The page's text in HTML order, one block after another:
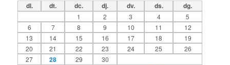
dl. dt. dc. dj. dv. ds. dg.
1 2 3 4
5
6
7 8 9 10 11
12
13
14 15 16 17 18
19
20
21 22 23 24 25
26
27
28 29 30